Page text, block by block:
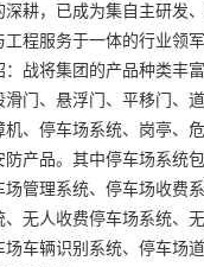
深耕，已成为集自主研发
程服务于一体的行业领军
：战将集团的产品种类丰
门、悬浮门、平移门、道
机、停车场系统、岗亭、
防产品。其中停车场系统
场管理系统、停车场收费
、无人收费停车场系统、
场车辆识别系统、停车场